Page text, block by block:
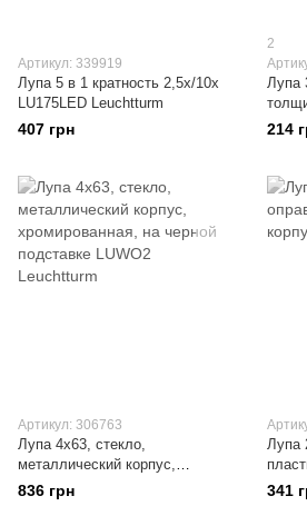
Артикул: 339919
Лупа 5 в 1 кратность 2,5х/10х
LU175LED Leuchtturm
407 грн
2
Лупа
214
Артикул: 306763
Лупа 4х63, стекло,
металлический корпус,
хромированная, на черной
подставке LUWO2 Leuchtturm
836 грн
Лупа
341